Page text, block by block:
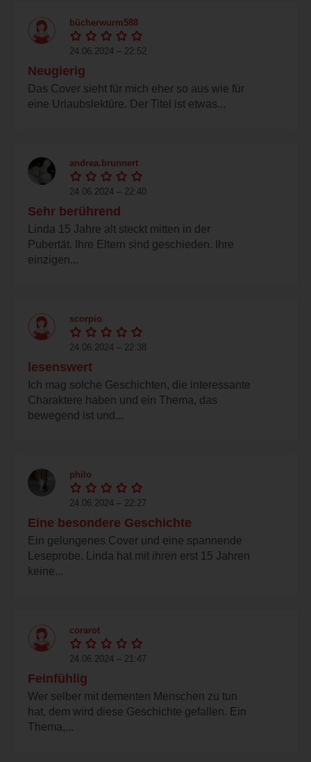
bücherwurm588
24.06.2024 – 22:52
Neugierig
Das Cover sieht für mich eher so aus wie für
eine Urlaubslektüre. Der Titel ist etwas...
andrea.brunnert
24.06.2024 – 22:40
Sehr berührend
Linda 15 Jahre alt steckt mitten in der
Pubertät. Ihre Eltern sind geschieden. Ihre
einzigen...
scorpio
24.06.2024 – 22:38
lesenswert
Ich mag solche Geschichten, die interessante
Charaktere haben und ein Thema, das
bewegend ist und...
philo
24.06.2024 – 22:27
Eine besondere Geschichte
Ein gelungenes Cover und eine spannende
Leseprobe. Linda hat mit ihren erst 15 Jahren
keine...
corarot
24.06.2024 – 21:47
Feinfühlig
Wer selber mit dementen Menschen zu tun
hat, dem wird diese Geschichte gefallen. Ein
Thema,...